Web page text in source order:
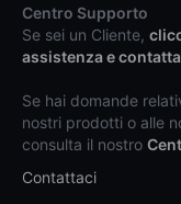
Centro Supporto
Se sei un Cliente,
assistenza e
Se hai domande
nostri prodotti o alle
consulta il nostro
Contattaci